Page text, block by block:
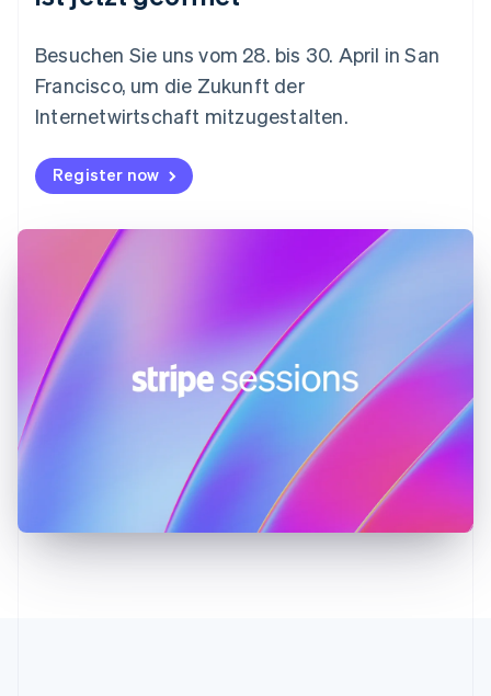
Besuchen Sie uns vom 28. bis 30. April in San
Francisco, um die Zukunft der
Internetwirtschaft mitzugestalten.
Register now
简体中文 English
English Svenska
Frankreich
FrançaisEnglish
Gibraltar
Griechenland
English
English
Irland
English
Italien
Italiano
Japan
Liechtenstein
DeutschEnglish